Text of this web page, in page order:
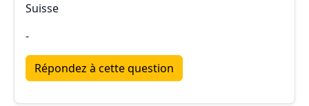
Suisse
-
Répondez à cette question